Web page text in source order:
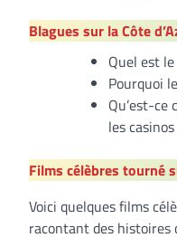
Blagues sur la Côte
Quel est
Pourquoi
Qu’est-ce
les
Films célèbres tourné
Voici quelques films
racontant des histoires